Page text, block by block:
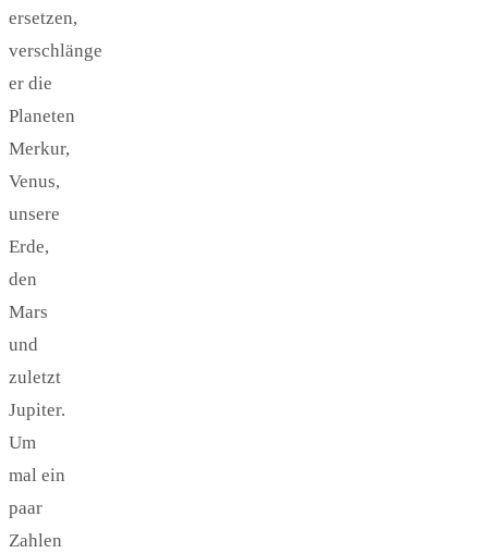
ersetzen,
verschlänge
er die
Planeten
Merkur,
Venus,
unsere
Erde,
den
Mars
und
zuletzt
Jupiter.
Um
mal ein
paar
Zahlen